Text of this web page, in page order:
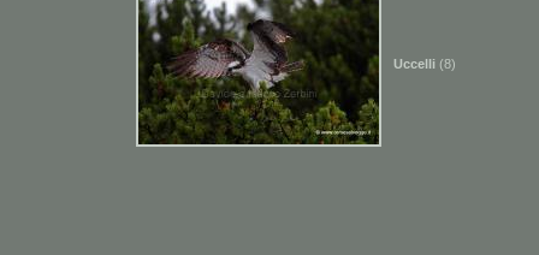
Uccelli (8)